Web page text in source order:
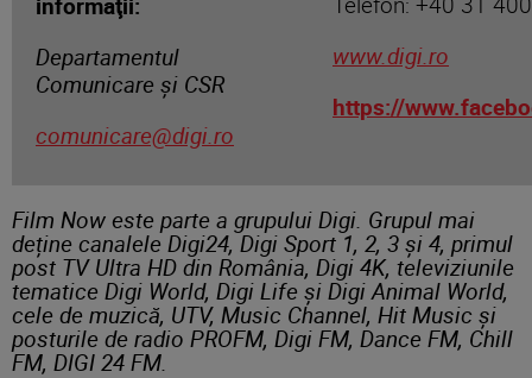
Departamentul
Comunicare și CSR
comunicare@digi.ro
www.digi.ro
https://
Film Now este parte a grupului Digi. Grupul mai
deține canalele Digi24, Digi Sport 1, 2, 3 și 4, primul
post TV Ultra HD din România, Digi 4K, televiziunile
tematice Digi World, Digi Life și Digi Animal World,
cele de muzică, UTV, Music Channel, Hit Music și
posturile de radio PROFM, Digi FM, Dance FM, Chill
FM, DIGI 24 FM.